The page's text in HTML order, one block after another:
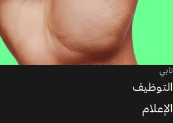
تابي
التوظيف
الإعلام